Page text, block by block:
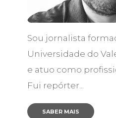
Sou jornalista
Universidade do
e atuo como
Fui repórter...
SABER MAIS